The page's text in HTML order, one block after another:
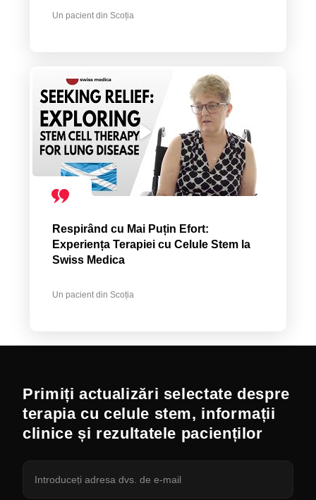
Un pacient din Scoția
Respirând cu Mai Puțin Efort:
Experiența Terapiei cu Celule Stem la
Swiss Medica
Un pacient din Scoția
Primiți actualizări selectate despre
terapia cu celule stem, informații
clinice și rezultatele pacienților